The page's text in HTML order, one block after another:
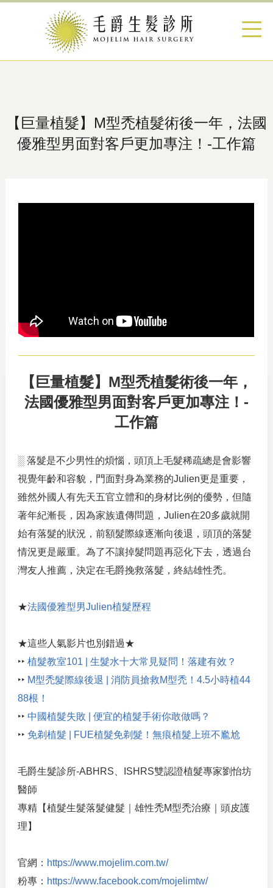
【巨量植髮】M型禿植髮術後一年，法國
優雅型男面對客戶更加專注！-工作篇
【巨量植髮】M型禿植髮術後一年，
法國優雅型男面對客戶更加專注！-
工作篇
░ 落髮是不少男性的煩惱，頭頂上毛髮稀疏總是會影響
視覺年齡和容貌，門面對身為業務的Julien更是重要，
雖然外國人有先天五官立體和的身材比例的優勢，但隨
著年紀漸長，因為家族遺傳問題，Julien在20多歲就開
始有落髮的狀況，前額髮際線逐漸向後退，頭頂的落髮
情況更是嚴重。為了不讓掉髮問題再惡化下去，透過台
灣友人推薦，決定在毛爵挽救落髮，終結雄性禿。
★法國優雅型男Julien植髮歷程
★這些人氣影片也別錯過★
‣‣ 植髮教室101 | 生髮水十大常見疑問！落建有效？
‣‣ M型禿髮際線後退 | 消防員搶救M型禿！4.5小時植44
88根！
‣‣ 中國植髮失敗 | 便宜的植髮手術你敢做嗎？
‣‣ 免剃植髮 | FUE植髮免剃髮！無痕植髮上班不尷尬
毛爵生髮診所-ABHRS、ISHRS雙認證植髮專家劉怡坊
醫師
專精【植髮生髮落髮健髮｜雄性禿M型禿治療｜頭皮護
理】
官網： https://www.mojelim.com.tw/
粉專： https://www.facebook.com/mojelimtw/